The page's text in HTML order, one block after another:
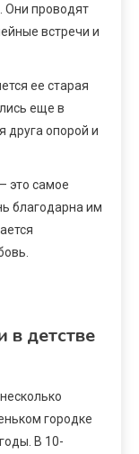
Они проводят
встречи и
ее старая
еще в
друга опорой и
это самое
благодарна им
в детстве
городке
В 10-